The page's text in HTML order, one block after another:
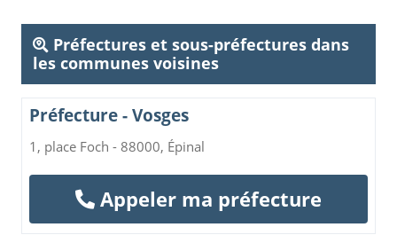
Préfectures et sous-préfectures dans
les communes voisines
Préfecture - Vosges
1, place Foch - 88000, Épinal
Appeler ma préfecture